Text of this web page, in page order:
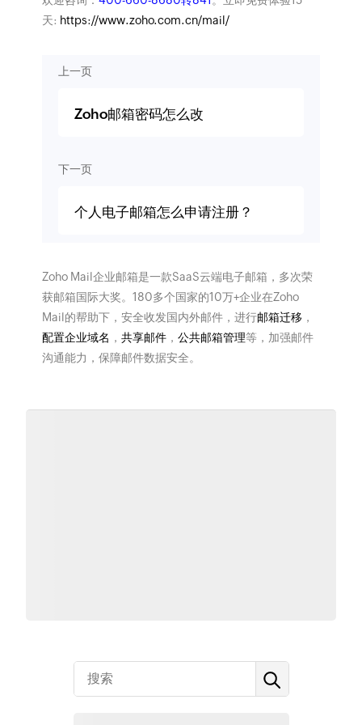
天: https://www.zoho.com.cn/mail/
上一页
Zoho邮箱密码怎么改
下一页
个人电子邮箱怎么申请注册？
Zoho Mail企业邮箱是一款SaaS云端电子邮箱，多次荣
获邮箱国际大奖。180多个国家的10万+企业在Zoho
Mail的帮助下，安全收发国内外邮件，进行邮箱迁移 ，
配置企业域名 ， 共享邮件， 公共邮箱管理等，加强邮件
沟通能力，保障邮件数据安全。